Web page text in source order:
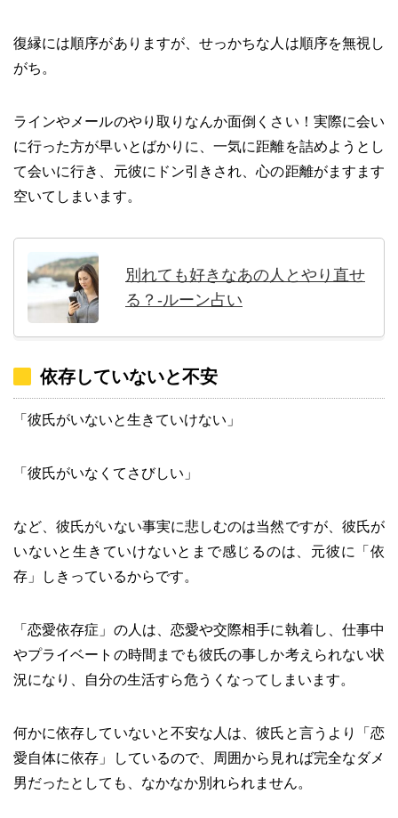
復縁には順序がありますが、せっかちな人は順序を無視し
がち。
ラインやメールのやり取りなんか面倒くさい！実際に会い
に行った方が早いとばかりに、一気に距離を詰めようとし
て会いに行き、元彼にドン引きされ、心の距離がますます
空いてしまいます。
別れても好きなあの人とやり直せ
る？-ルーン占い
依存していないと不安
「彼氏がいないと生きていけない」
「彼氏がいなくてさびしい」
など、彼氏がいない事実に悲しむのは当然ですが、彼氏が
いないと生きていけないとまで感じるのは、元彼に「依
存」しきっているからです。
「恋愛依存症」の人は、恋愛や交際相手に執着し、仕事中
やプライベートの時間までも彼氏の事しか考えられない状
況になり、自分の生活すら危うくなってしまいます。
何かに依存していないと不安な人は、彼氏と言うより「恋
愛自体に依存」しているので、周囲から見れば完全なダメ
男だったとしても、なかなか別れられません。